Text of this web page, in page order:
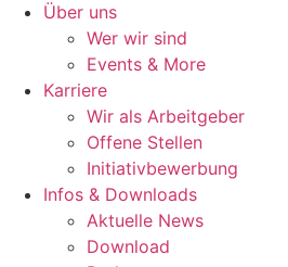
Über uns
Wer wir sind
Events & More
Karriere
Wir als Arbeitgeber
Offene Stellen
Initiativbewerbung
Infos & Downloads
Aktuelle News
Download